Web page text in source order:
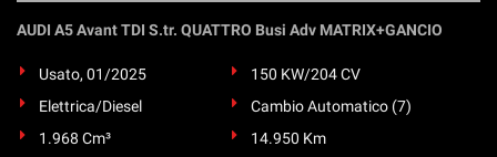
AUDI A5 Avant TDI S.tr. QUATTRO Busi Adv MATRIX+GANCIO
Usato, 01/2025
150 KW/204 CV
Elettrica/Diesel
Cambio Automatico (7)
1.968 Cm³
14.950 Km